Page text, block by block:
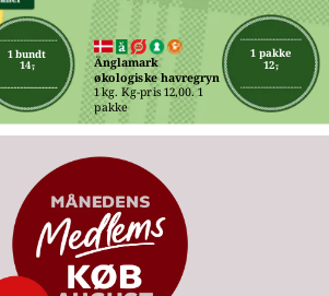
1 bundt
14,-
1 pakke
12,-
Änglamark
økologiske havregryn
1 kg. Kg-pris 12,00. 1
pakke